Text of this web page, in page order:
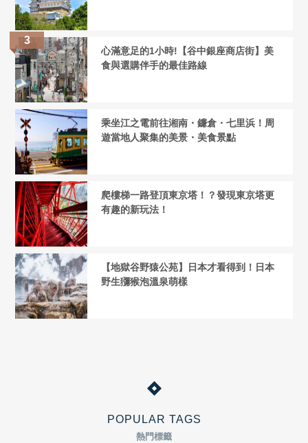
POPULAR TAGS
熱門標籤
心滿意足的1小時!【谷中銀座商店街】美
食與選購伴手的最佳路線
乘坐江之電前往湘南・鐮倉・七里浜！周
遊當地人聚集的美景・美食景點
爬樓梯一路登頂東京塔！？發現東京塔更
有趣的新玩法！
【地獄谷野猿公苑】日本才看得到！日本
野生獼猴泡溫泉萌樣